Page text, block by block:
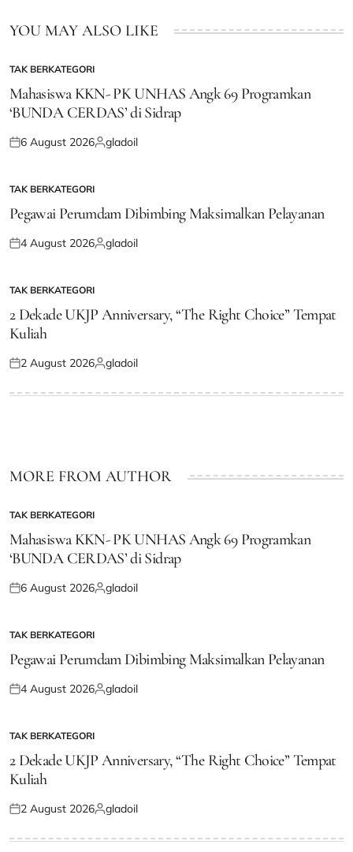
YOU MAY ALSO LIKE
POSTED
IN
TAK BERKATEGORI
Mahasiswa KKN- PK UNHAS Angk 69 Programkan
‘BUNDA CERDAS’ di Sidrap
Posted
6 August 2026Posted
gladoil
POSTED
IN
TAK BERKATEGORI
Pegawai Perumdam Dibimbing Maksimalkan Pelayanan
Posted
4 August 2026Posted
gladoil
POSTED
TAK BERKATEGORI
2 Dekade UKJP Anniversary, “The Right Choice” Tempat
Kuliah
Posted
2 August 2026Posted
gladoil
MORE FROM AUTHOR
POSTED
IN
TAK BERKATEGORI
Mahasiswa KKN- PK UNHAS Angk 69 Programkan
‘BUNDA CERDAS’ di Sidrap
Posted
6 August 2026Posted
gladoil
POSTED
IN
TAK BERKATEGORI
Pegawai Perumdam Dibimbing Maksimalkan Pelayanan
Posted
4 August 2026Posted
gladoil
POSTED
TAK BERKATEGORI
2 Dekade UKJP Anniversary, “The Right Choice” Tempat
Kuliah
Posted
2 August 2026Posted
gladoil